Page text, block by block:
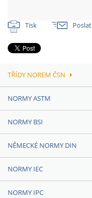
Tisk
TŘÍDY NOREM ČSN
NORMY ASTM
NORMY BSI
NĚMECKÉ NORMY DIN
NORMY IEC
NORMY IPC